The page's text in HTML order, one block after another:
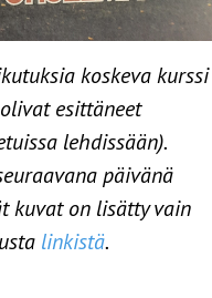
koskeva kurssi
esittäneet
lehdissään).
päivänä
kuvat on lisätty vain
linkistä.